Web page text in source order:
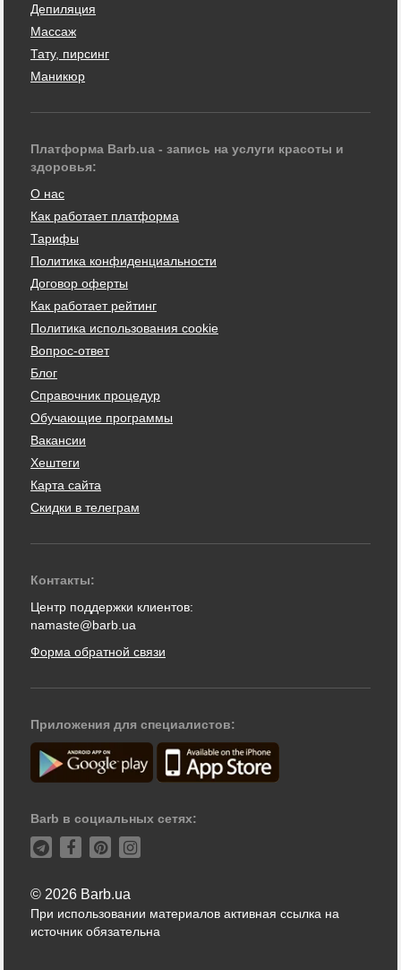
Депиляция
Массаж
Тату, пирсинг
Маникюр
Платформа Barb.ua - запись на услуги красоты и
здоровья:
О нас
Как работает платформа
Тарифы
Политика конфиденциальности
Договор оферты
Как работает рейтинг
Политика использования cookie
Вопрос-ответ
Блог
Справочник процедур
Обучающие программы
Вакансии
Хештеги
Карта сайта
Скидки в телеграм
Контакты:
Центр поддержки клиентов:
namaste@barb.ua
Форма обратной связи
Приложения для специалистов:
Barb в социальных сетях:
© 2026 Barb.ua
При использовании материалов активная ссылка на
источник обязательна